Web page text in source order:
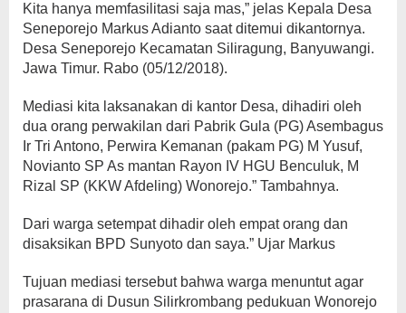
Kita hanya memfasilitasi saja mas,” jelas Kepala Desa
Seneporejo Markus Adianto saat ditemui dikantornya.
Desa Seneporejo Kecamatan Siliragung, Banyuwangi.
Jawa Timur. Rabo (05/12/2018).
Mediasi kita laksanakan di kantor Desa, dihadiri oleh
dua orang perwakilan dari Pabrik Gula (PG) Asembagus
Ir Tri Antono, Perwira Kemanan (pakam PG) M Yusuf,
Novianto SP As mantan Rayon IV HGU Benculuk, M
Rizal SP (KKW Afdeling) Wonorejo.” Tambahnya.
Dari warga setempat dihadir oleh empat orang dan
disaksikan BPD Sunyoto dan saya.” Ujar Markus
Tujuan mediasi tersebut bahwa warga menuntut agar
prasarana di Dusun Silirkrombang pedukuan Wonorejo